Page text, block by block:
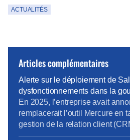
ACTUALITÉS
Articles complémentaires
Alerte sur le déploiement de
dysfonctionnements dans la
métiers
En 2025, l’entreprise avait
remplacerait l’outil Mercure en
gestion de la relation client
la Direction Pro-PME et la